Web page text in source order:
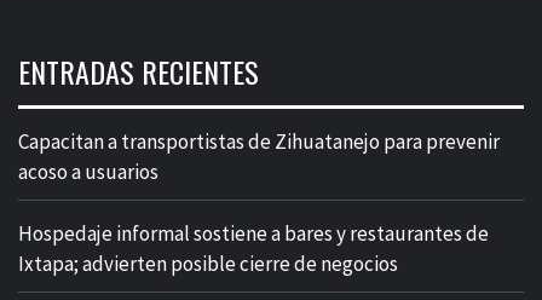
ENTRADAS RECIENTES
Capacitan a transportistas de Zihuatanejo para prevenir
acoso a usuarios
Hospedaje informal sostiene a bares y restaurantes de
Ixtapa; advierten posible cierre de negocios